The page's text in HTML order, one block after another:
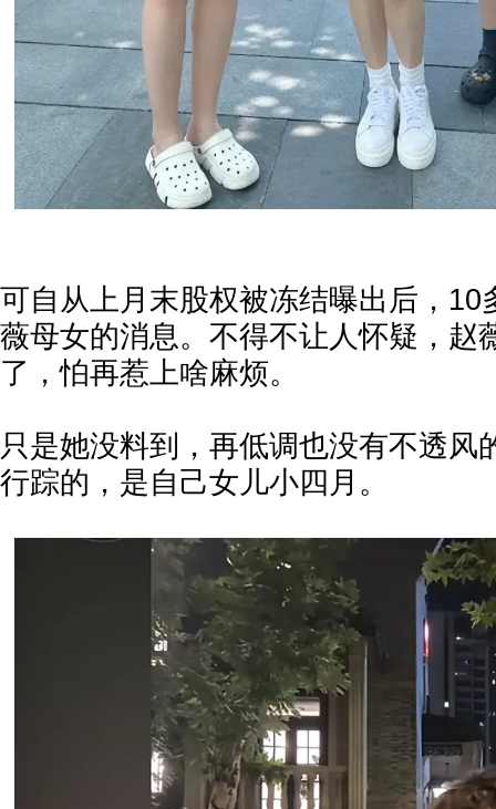
可自从上月末股权被冻结曝出后，10
薇母女的消息。不得不让人怀疑，赵
了，怕再惹上啥麻烦。
只是她没料到，再低调也没有不透风
行踪的，是自己女儿小四月。